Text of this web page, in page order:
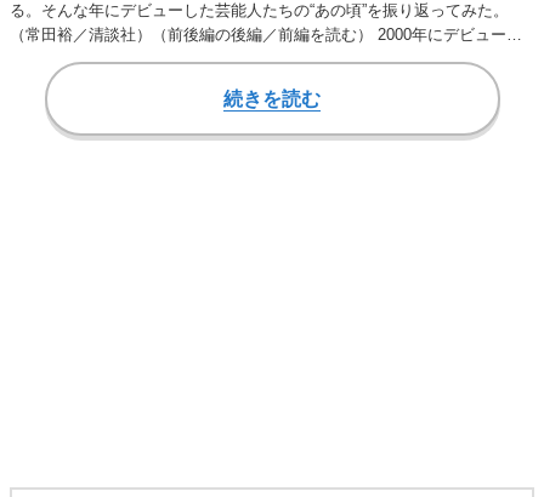
る。そんな年にデビューした芸能人たちの“あの頃”を振り返ってみた。
（常田裕／清談社）（前後編の後編／前編を読む） 2000年にデビューし
た一人が…
続きを読む